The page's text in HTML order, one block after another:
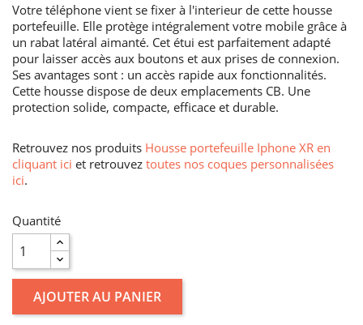
Votre téléphone vient se fixer à l'interieur de cette housse
portefeuille. Elle protège intégralement votre mobile grâce à
un rabat latéral aimanté. Cet étui est parfaitement adapté
pour laisser accès aux boutons et aux prises de connexion.
Ses avantages sont : un accès rapide aux fonctionnalités.
Cette housse dispose de deux emplacements CB. Une
protection solide, compacte, efficace et durable.
Retrouvez nos produits Housse portefeuille Iphone XR en
cliquant ici et retrouvez toutes nos coques personnalisées
ici.
Quantité
AJOUTER AU PANIER